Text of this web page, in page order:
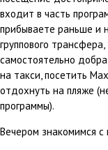
входит в часть
прибываете раньше и
группового
самостоятельно
на такси, посетить
отдохнуть на пляже
программы).
Вечером знакомимся с